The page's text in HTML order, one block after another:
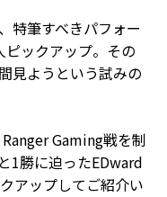
特筆すべきパフォー
ックアップ。その
見ようという試みの
Gaming戦を制
1勝に迫ったEDward
アップしてご紹介い